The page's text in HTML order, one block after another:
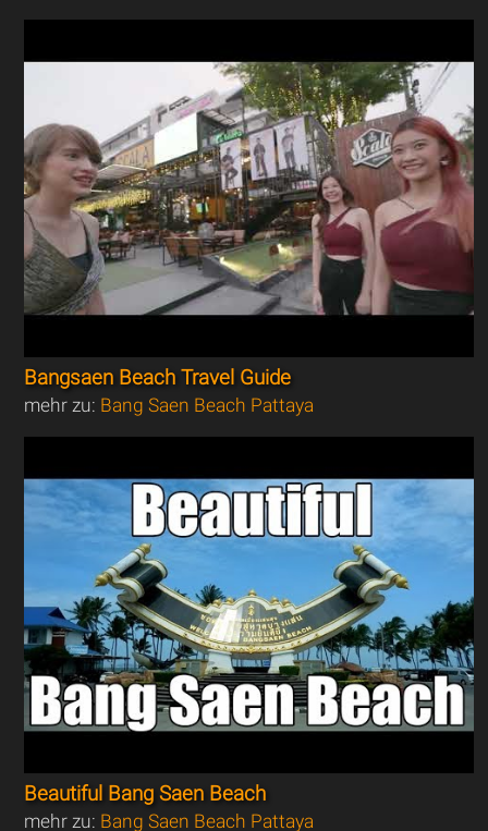
Bangsaen Beach Travel Guide
mehr zu: Bang Saen Beach Pattaya
Beautiful Bang Saen Beach
mehr zu: Bang Saen Beach Pattaya